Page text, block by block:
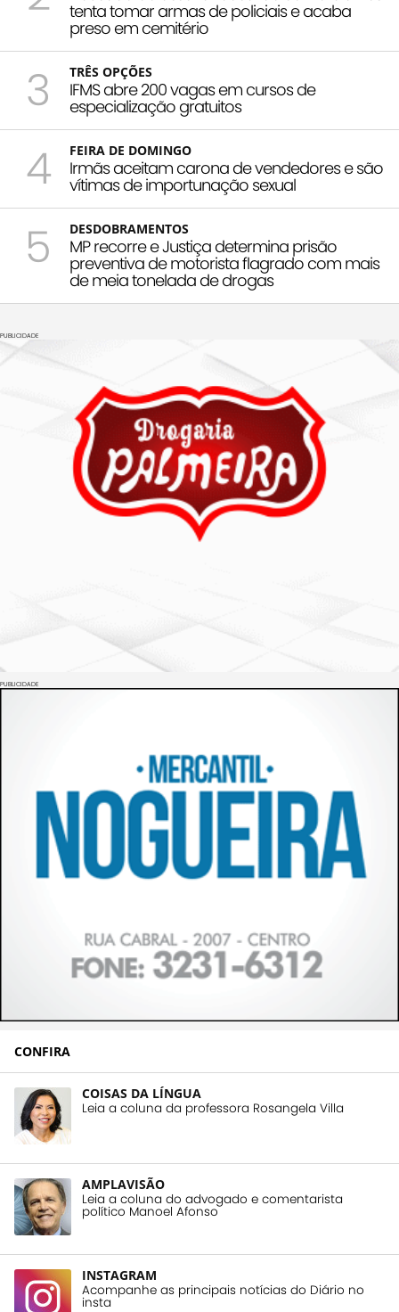
tenta tomar armas de policiais e acaba
preso em cemitério
3 TRÊS OPÇÕES
IFMS abre 200 vagas em cursos de
especialização gratuitos
4 FEIRA DE DOMINGO
Irmãs aceitam carona de vendedores e são
vítimas de importunação sexual
5 DESDOBRAMENTOS
MP recorre e Justiça determina prisão
preventiva de motorista flagrado com mais
de meia tonelada de drogas
PUBLICIDADE
PUBLICIDADE
CONFIRA
COISAS DA LÍNGUA
Leia a coluna da professora Rosangela Villa
AMPLAVISÃO
Leia a coluna do advogado e comentarista
político Manoel Afonso
INSTAGRAM
Acompanhe as principais notícias do Diário no
insta